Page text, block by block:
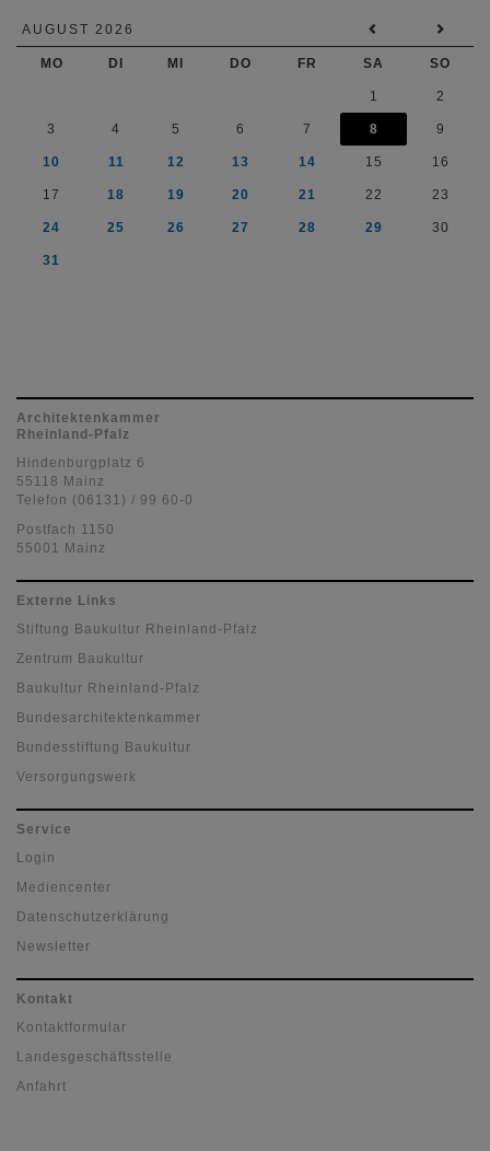
AUGUST 2026
MO DI MI DO FR SA SO
1 2
3 4 5 6 7 8 9
10 11 12 13 14 15 16
17 18 19 20 21 22 23
24 25 26 27 28 29 30
31
Architektenkammer
Rheinland-Pfalz
Hindenburgplatz 6
55118 Mainz
Telefon (06131) / 99 60-0
Postfach 1150
55001 Mainz
Externe Links
Stiftung Baukultur Rheinland-Pfalz
Zentrum Baukultur
Baukultur Rheinland-Pfalz
Bundesarchitektenkammer
Bundesstiftung Baukultur
Versorgungswerk
Service
Login
Mediencenter
Datenschutzerklärung
Newsletter
Kontakt
Kontaktformular
Landesgeschäftsstelle
Anfahrt